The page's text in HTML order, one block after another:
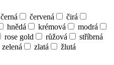
černá červená
čirá
hnědá krémová
modrá
rose gold růžová
stříbrná
zelená zlatá žlutá